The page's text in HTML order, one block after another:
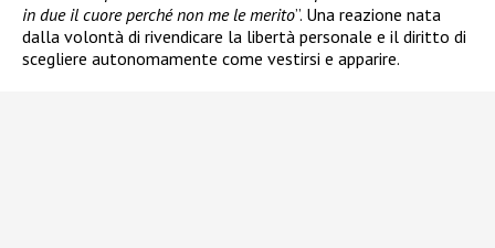
in due il cuore perché non me le merito”. Una reazione nata
dalla volontà di rivendicare la libertà personale e il diritto di
scegliere autonomamente come vestirsi e apparire.